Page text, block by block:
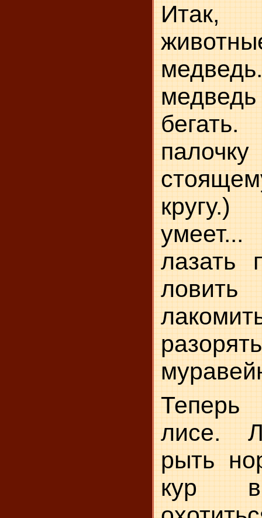
лазать
разорять
Теперь
лисе.
рыть
кур в